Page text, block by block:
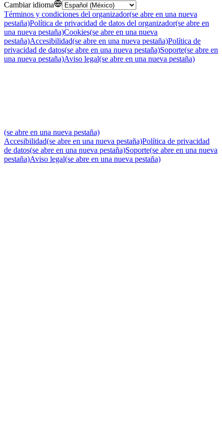
Cambiar idioma
Términos y condiciones del organizador(se abre en una nueva
pestaña)Política de privacidad de datos del organizador(se abre en
una nueva pestaña)Cookies(se abre en una nueva
pestaña)Accesibilidad(se abre en una nueva pestaña)Política de
privacidad de datos(se abre en una nueva pestaña)Soporte(se abre en
una nueva pestaña)Aviso legal(se abre en una nueva pestaña)
(se abre en una nueva pestaña)
Accesibilidad(se abre en una nueva pestaña)Política de privacidad
de datos(se abre en una nueva pestaña)Soporte(se abre en una nueva
pestaña)Aviso legal(se abre en una nueva pestaña)